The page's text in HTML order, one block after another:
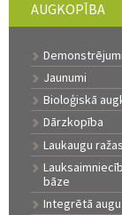
AUGKOPĪBA
Demonstrējumi
Jaunumi
Bioloģiskā
Dārzkopība
Laukaugu
bāze
Integrētā